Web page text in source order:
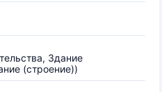
Здание
(строение))